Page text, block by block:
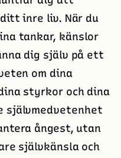
inre liv. När du
tankar, känslor
dig själv på ett
om dina
styrkor och dina
självmedvetenhet
ångest, utan
självkänsla och